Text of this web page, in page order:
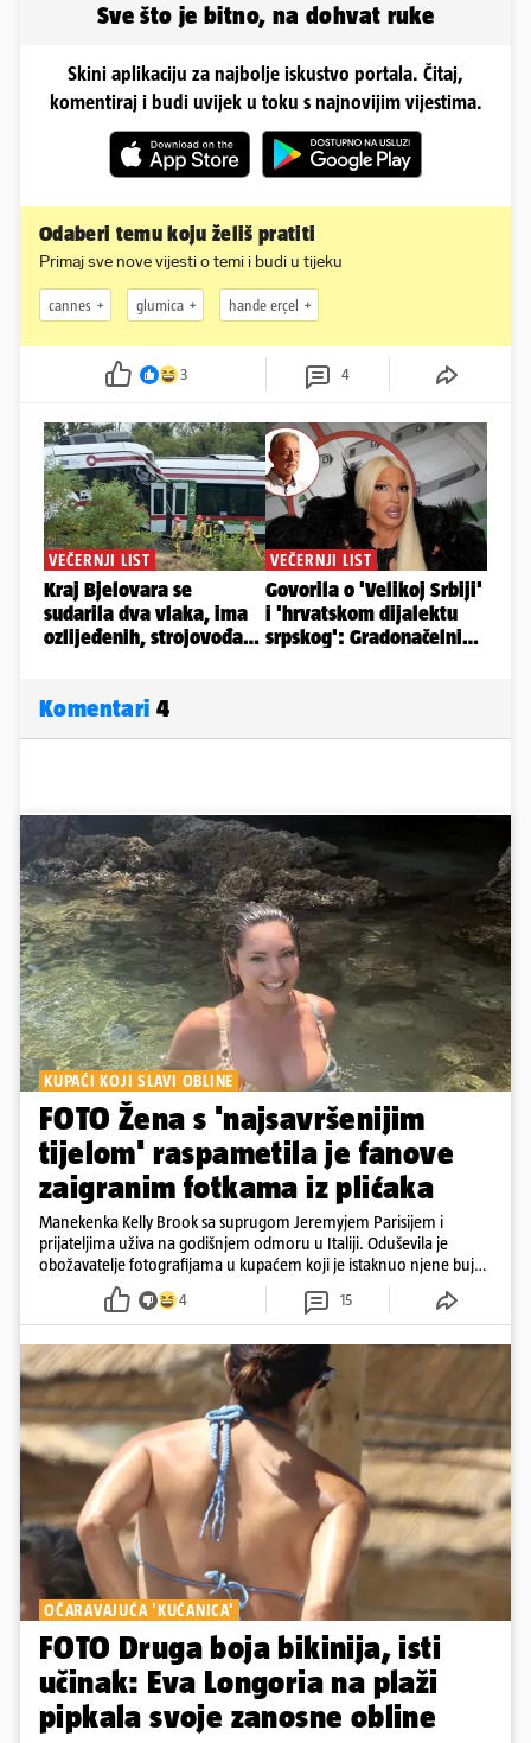
Sve što je bitno, na dohvat ruke
Skini aplikaciju za najbolje iskustvo portala. Čitaj,
komentiraj i budi uvijek u toku s najnovijim vijestima.
Odaberi temu koju želiš pratiti
Primaj sve nove vijesti o temi i budi u tijeku
cannes glumica hande erçel
3 4
Komentari 4
KUPAĆI KOJI SLAVI OBLINE
FOTO Žena s 'najsavršenijim
tijelom' raspametila je fanove
zaigranim fotkama iz plićaka
Manekenka Kelly Brook sa suprugom Jeremyjem Parisijem i
prijateljima uživa na godišnjem odmoru u Italiji. Oduševila je
obožavatelje fotografijama u kupaćem koji je istaknuo njene bujne
4 15
OČARAVAJUĆA 'KUĆANICA'
FOTO Druga boja bikinija, isti
učinak: Eva Longoria na plaži
pipkala svoje zanosne obline